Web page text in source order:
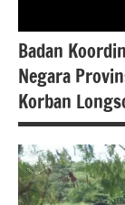
Badan
Negara
Korban
Bencana
alam